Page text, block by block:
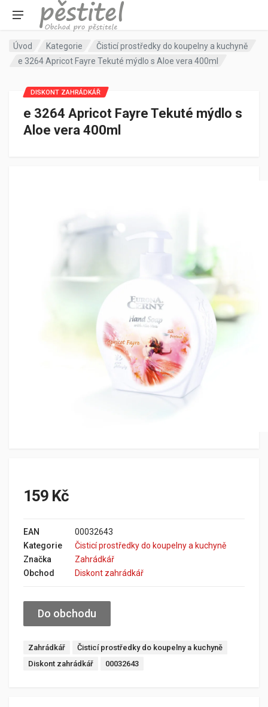
Úvod Kategorie
Čisticí prostředky do koupelny a kuchyně
e 3264 Apricot Fayre Tekuté mýdlo s Aloe vera 400ml
e 3264 Apricot Fayre Tekuté mýdlo s
Aloe vera 400ml
DISKONT ZAHRÁDKÁŘ
159 Kč
EAN
00032643
Kategorie
Čisticí prostředky do koupelny a kuchyně
Značka
Zahrádkář
Obchod
Diskont zahrádkář
Do obchodu
Zahrádkář
Čisticí prostředky do koupelny a kuchyně
Diskont zahrádkář
00032643